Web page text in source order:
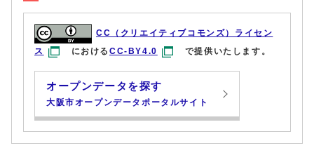
CC（クリエイティブコモンズ）ライセン
ス
におけるCC-BY4.0 で提供いたします。
オープンデータを探す
大阪市オープンデータポータルサイト